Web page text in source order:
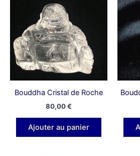
Bouddha Cristal de Roche
80,00€
Ajouter au panier